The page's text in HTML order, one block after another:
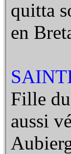
quitta
en
Fille
aussi